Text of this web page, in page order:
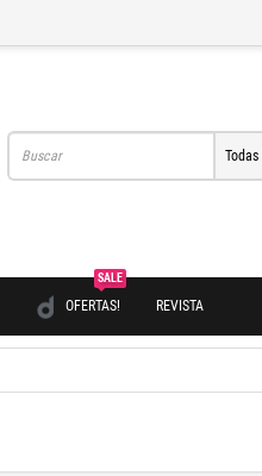
SALE
OFERTAS! REVISTA